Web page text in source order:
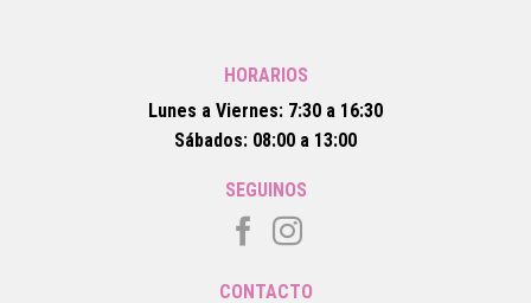
HORARIOS
Lunes a Viernes: 7:30 a 16:30
Sábados: 08:00 a 13:00
SEGUINOS
CONTACTO